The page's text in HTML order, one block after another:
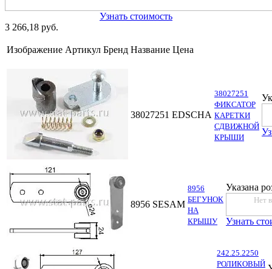
Узнать стоимость
3 266,18 руб.
Изображение Артикул Бренд Название Цена
38027251 EDSCHA
38027251
ФИКСАТОР
КАРЕТКИ
СДВИЖНОЙ
КРЫШИ
8956 SESAM
8956
БЕГУНОК
НА
КРЫШУ
Указана
Нет
Узнать
242.25.2250
РОЛИКОВЫЙ